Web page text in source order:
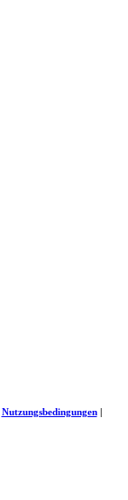
Nutzungsbedingungen|